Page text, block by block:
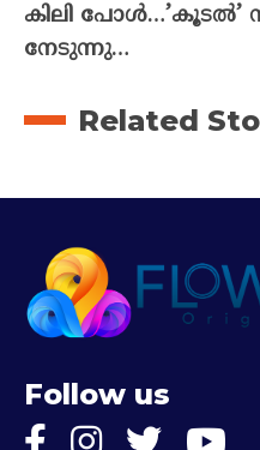
കിലി പോൾ…’കൂടൽ’
നേടുന്നു…
Related
Follow us